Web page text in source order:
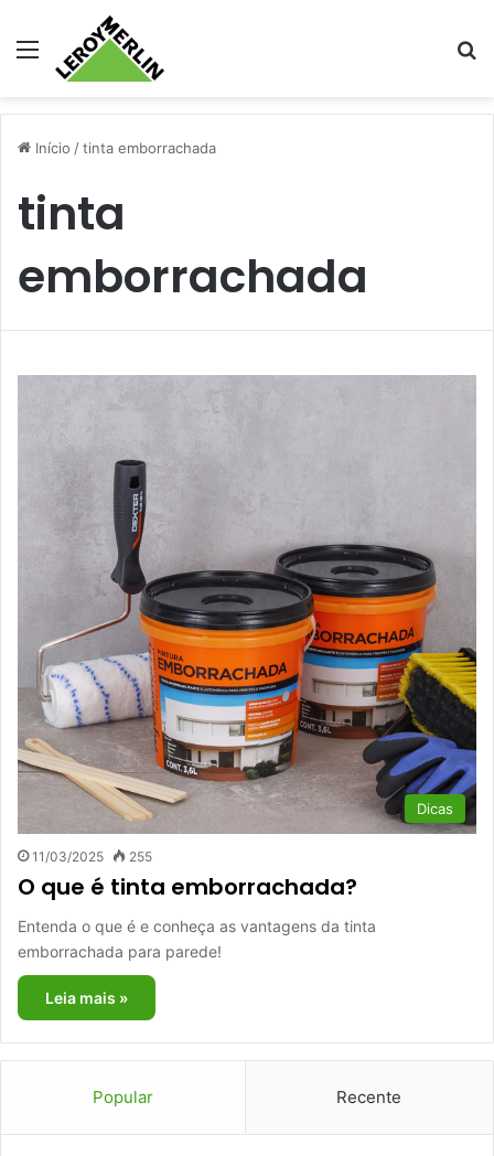
Menu
Início /tinta emborrachada
tinta
emborrachada
Dicas
11/03/2025 255
O que é tinta emborrachada?
Entenda o que é e conheça as vantagens da tinta
emborrachada para parede!
Leia mais »
Popular Recente